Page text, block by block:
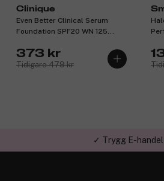
Clinique
Even Better Clinical Serum
Foundation SPF20 WN 125
373 kr
Tidigare 479 kr
✓ Trygg E-handel